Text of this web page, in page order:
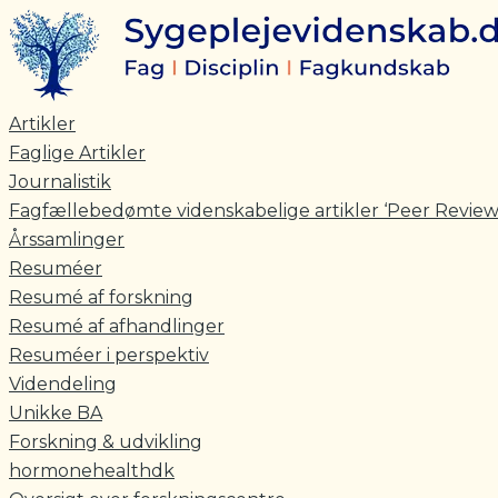
Gå
til
indholdet
Artikler
Faglige Artikler
Journalistik
Fagfællebedømte videnskabelige artikler ‘Peer
Årssamlinger
Resuméer
Resumé af forskning
Resumé af afhandlinger
Resuméer i perspektiv
Videndeling
Unikke BA
Forskning & udvikling
hormonehealthdk
Skriv
her..
Navn*
mail*